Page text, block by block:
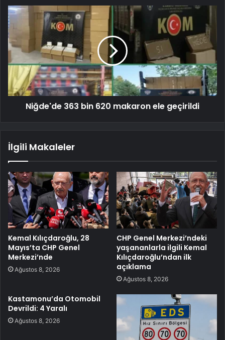
Niğde'de 363 bin 620 makaron ele geçirildi
İlgili Makaleler
Kemal Kılıçdaroğlu, 28
Mayıs’ta CHP Genel
Merkezi’nde
Ağustos 8, 2026
CHP Genel Merkezi’ndeki
yaşananlarla ilgili Kemal
Kılıçdaroğlu’ndan ilk
açıklama
Ağustos 8, 2026
Kastamonu’da Otomobil
Devrildi: 4 Yaralı
Ağustos 8, 2026